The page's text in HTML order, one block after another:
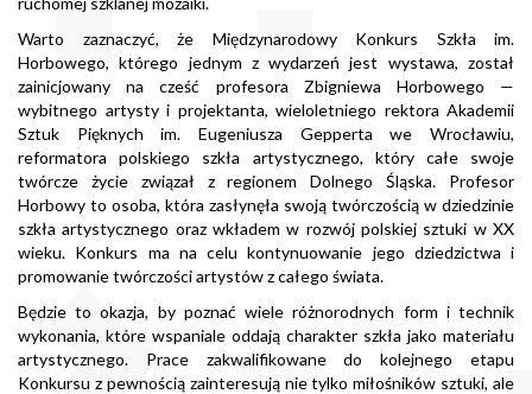
Warto zaznaczyć, że Międzynarodowy Konkurs Szkła im.
Horbowego, którego jednym z wydarzeń jest wystawa, został
zainicjowany na cześć profesora Zbigniewa Horbowego —
wybitnego artysty i projektanta, wieloletniego rektora Akademii
Sztuk Pięknych im. Eugeniusza Gepperta we Wrocławiu,
reformatora polskiego szkła artystycznego, który całe swoje
twórcze życie związał z regionem Dolnego Śląska. Profesor
Horbowy to osoba, która zasłynęła swoją twórczością w dziedzinie
szkła artystycznego oraz wkładem w rozwój polskiej sztuki w XX
wieku. Konkurs ma na celu kontynuowanie jego dziedzictwa i
promowanie twórczości artystów z całego świata.
Będzie to okazja, by poznać wiele różnorodnych form i technik
wykonania, które wspaniale oddają charakter szkła jako materiału
artystycznego. Prace zakwalifikowane do kolejnego etapu
Konkursu z pewnością zainteresują nie tylko miłośników sztuki, ale